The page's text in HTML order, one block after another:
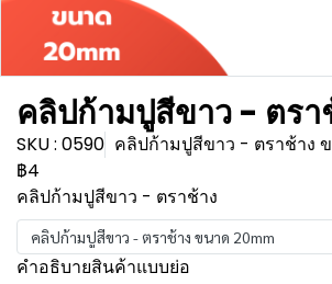
คลิปก้ามปูสีขาว - ตรา
SKU : 0590 คลิปก้ามปูสีขาว - ตราช้าง
฿4
คลิปก้ามปูสีขาว - ตราช้าง
คลิปก้ามปูสีขาว - ตราช้าง ขนาด 20mm
คำอธิบายสินค้าแบบย่อ